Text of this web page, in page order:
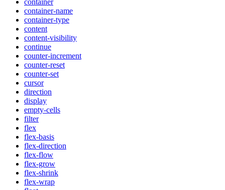
container-name
container-type
content
content-visibility
continue
counter-increment
counter-reset
counter-set
cursor
direction
display
empty-cells
filter
flex
flex-basis
flex-direction
flex-flow
flex-grow
flex-shrink
flex-wrap